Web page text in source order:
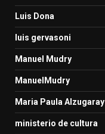
Luis Dona
luis gervasoni
Manuel Mudry
ManuelMudry
Maria Paula Alzugaray
ministerio de cultura